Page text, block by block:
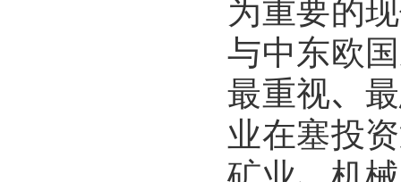
为重要的
与中东欧
最重视、
业在塞投